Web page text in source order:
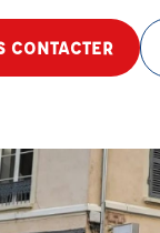
CONTACTER